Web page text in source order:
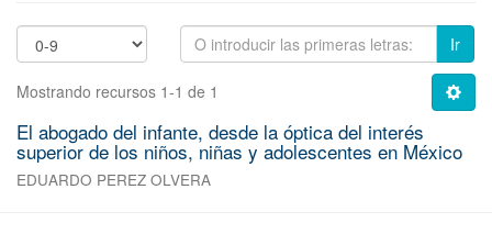
Ir
Mostrando recursos 1-1 de 1
El abogado del infante, desde la óptica del interés
superior de los niños, niñas y adolescentes en México
EDUARDO PEREZ OLVERA